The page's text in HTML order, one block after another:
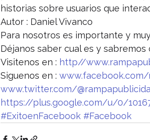
historias sobre usuarios que
Autor : Daniel Vivanco
Para nosotros es importante y
Déjanos saber cual es y sabremos
Visitenos en : http//
Siguenos en :
www.twitter.com/
https://plus.google.com/u/0/
#ExitoenFacebook #Facebook